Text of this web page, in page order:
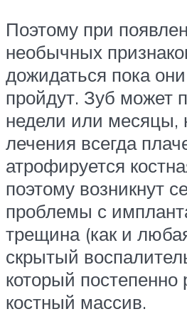
Поэтому при
необычных
дожидаться пока
пройдут. Зуб может
недели или месяцы,
лечения всегда
атрофируется
поэтому возникнут
проблемы с
трещина (как и
скрытый
который постепенно
костный массив.